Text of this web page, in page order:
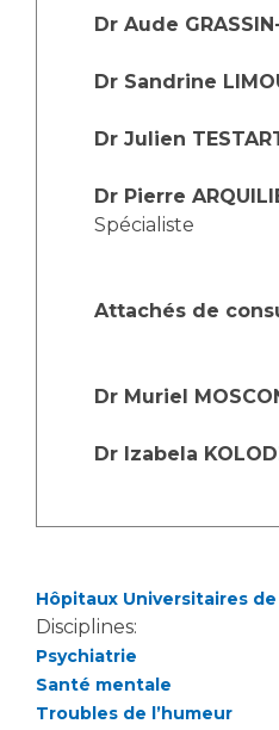
Dr Aude
Dr Sandrine
Dr Julien
Dr Pierre
Spécialiste
Attachés de
Dr Muriel
Dr Izabela
Hôpitaux Universitaires
Disciplines:
Psychiatrie
Santé mentale
Troubles de l’humeur